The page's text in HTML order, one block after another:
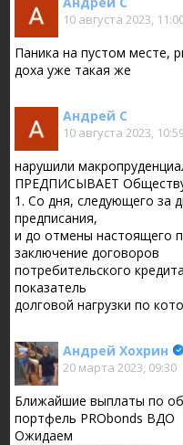
10 августа 2023,
Паника на пустом месте,
доха уже такая же
Андрей С
10 августа 2023,
нарушили
ПРЕДПИСЫВАЕТ
1. Со дня, следующего за
предписания,
и до отмены настоящего
заключение договоров
потребительского
показатель
долговой нагрузки по
Андрей Хохрин
20 марта 2023, 09:30
Ближайшие выплаты по
портфель PRObonds ВДО
Ожидаем